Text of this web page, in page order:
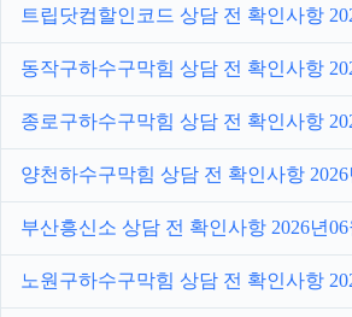
트립닷컴할인코드 상담 전 확인사항
동작구하수구막힘 상담 전 확인사항
종로구하수구막힘 상담 전 확인사항
양천하수구막힘 상담 전 확인사항 2026
부산흥신소 상담 전 확인사항 2026년
노원구하수구막힘 상담 전 확인사항